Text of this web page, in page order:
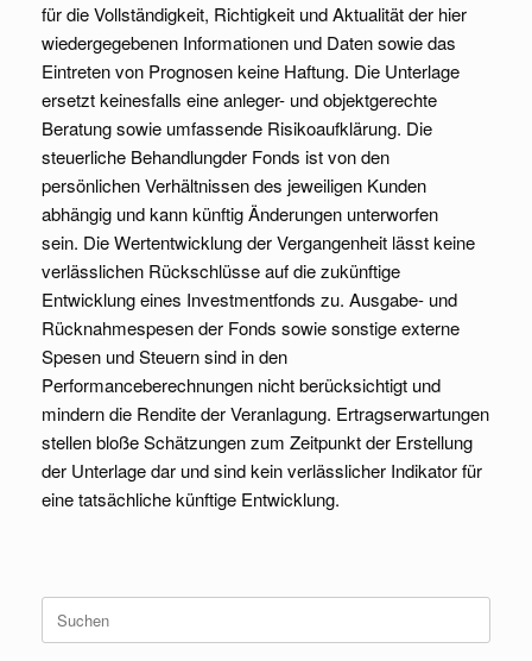
für die Vollständigkeit, Richtigkeit und Aktualität der hier
wiedergegebenen Informationen und Daten sowie das
Eintreten von Prognosen keine Haftung. Die Unterlage
ersetzt keinesfalls eine anleger- und objektgerechte
Beratung sowie umfassende Risikoaufklärung. Die
steuerliche Behandlungder Fonds ist von den
persönlichen Verhältnissen des jeweiligen Kunden
abhängig und kann künftig Änderungen unterworfen
sein. Die Wertentwicklung der Vergangenheit lässt keine
verlässlichen Rückschlüsse auf die zukünftige
Entwicklung eines Investmentfonds zu. Ausgabe- und
Rücknahmespesen der Fonds sowie sonstige externe
Spesen und Steuern sind in den
Performanceberechnungen nicht berücksichtigt und
mindern die Rendite der Veranlagung. Ertragserwartungen
stellen bloße Schätzungen zum Zeitpunkt der Erstellung
der Unterlage dar und sind kein verlässlicher Indikator für
eine tatsächliche künftige Entwicklung.
nach: